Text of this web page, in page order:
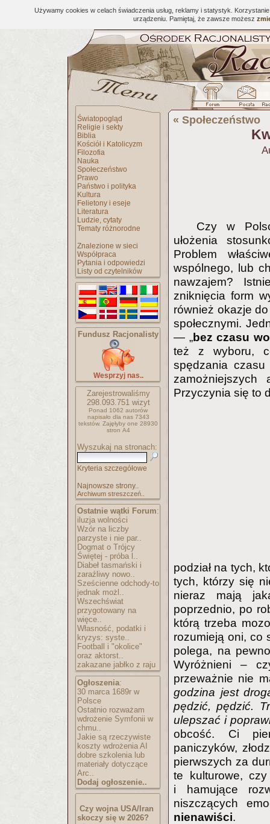
Używamy cookies w celach świadczenia usług, reklamy i statystyk.
urządzeniu. Pamiętaj, że zawsze możesz
Światopogląd
Religie i sekty
Biblia
Kościół i Katolicyzm
Filozofia
Nauka
Społeczeństwo
Prawo
Państwo i polityka
Kultura
Felietony i eseje
Literatura
Ludzie, cytaty
Tematy różnorodne
Znalezione w sieci
Współpraca
Pytania i odpowiedzi
Listy od czytelników
Fundusz Racjonalisty
Wesprzyj nas..
Zarejestrowaliśmy
298.093.751wizyt
Ponad 1062 autorów
napisało dla nas 7343
tekstów. Zajęłyby one 28930
stron A4
Wyszukaj na stronach:
Kryteria szczegółowe
Najnowsze strony..
Archiwum streszczeń..
Ostatnie wątki Forum:
iluzja wolności
Wzór na liczby
parzyste i nie par..
Dogmat o Trójcy
Świętej - próba l..
Diabeł tasmański i
zaraźliwy nowo..
Sześcienne odchody-to
jednak możl..
Wszechświat
przygotowany na
więce..
Własność, podatki i
kryzys: syste..
Football i "okolice"
oraz aktorst..
zakazane jabłko z raju
Ogłoszenia:
30 marca 1689r w
Polsce
Ostatnio rozważam
wdrożenie Symfonii w
chmu..
Jakie są rzeczywiste
koszty wdrożenia AI
dobre szkolenia lub
materiały dotyczące
Arc..
Dodaj ogłoszenie..
Czy wojna USA/Iran
skoczy się w 2026?
« Społeczeństwo
Czy w
ułożenia
Problem
wspólnego, lub
nawzajem?
zniknięcia form
również okazje
społecznymi.
— „bez czasu
też z wyboru,
spędzania
Przyczynia się to
podział na tych,
tych, którzy się
nieraz mają
poprzednio, po
którą trzeba
rozumieją oni, co
polega, na
Wyróżnieni –
przeważnie nie
godzina jest
pędzić, pędzić.
ulepszać i
obcość. Ci
paniczyków,
pierwszych za
te kulturowe, czy
i hamujące
niszczących
nienawiści.